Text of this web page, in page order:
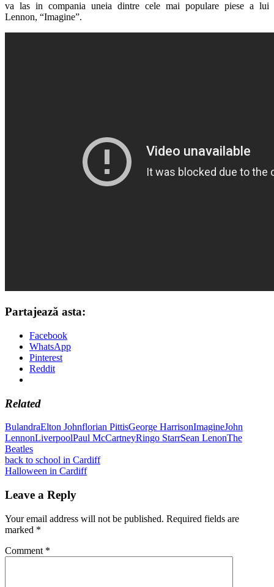
va las in compania uneia dintre cele mai populare piese a lui
Lennon, “Imagine”.
Partajează asta:
Facebook
WhatsApp
Pinterest
Reddit
Related
BulandraElton Johnflorian PittisGeorge HarrisonImagineJohn
LennonLiverpoolPaul McCartneyRingo StarrSean LenonThe
Beatles
Post
navigation
Previous
Post:
back to school in Cardiff
Next
Halloween in Cardiff
Leave a Reply
Your email address will not be published. Required fields are
marked *
Comment *